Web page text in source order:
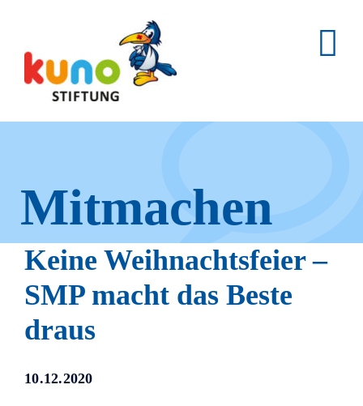
content
Mitmachen
und helfen.
Hier erfahren Sie, wie fleißige
Keine Weihnachtsfeier –
SMP macht das Beste
draus
10.12.2020